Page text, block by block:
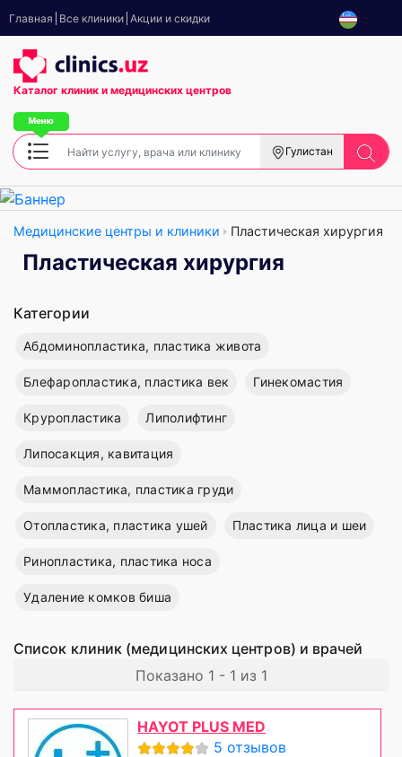
Главная Все клиники Акции и скидки
Каталог клиник и медицинских центров
Гулистан
Медицинские центры и клиники Пластическая хирургия
Пластическая хирургия
Категории
Абдоминопластика, пластика живота
Блефаропластика, пластика век Гинекомастия
Круропластика Липолифтинг
Липосакция, кавитация
Маммопластика, пластика груди
Отопластика, пластика ушей Пластика лица и шеи
Ринопластика, пластика носа
Удаление комков биша
Список клиник (медицинских центров) и врачей
Показано 1 - 1 из 1
HAYOT PLUS MED
5 отзывов